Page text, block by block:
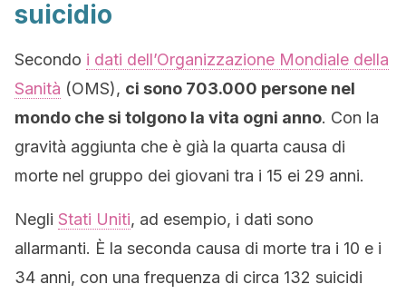
suicidio
Secondo i dati dell’Organizzazione Mondiale della
Sanità (OMS), ci sono 703.000 persone nel
mondo che si tolgono la vita ogni anno. Con la
gravità aggiunta che è già la quarta causa di
morte nel gruppo dei giovani tra i 15 ei 29 anni.
Negli Stati Uniti, ad esempio, i dati sono
allarmanti. È la seconda causa di morte tra i 10 e i
34 anni, con una frequenza di circa 132 suicidi